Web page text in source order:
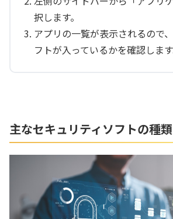
択します。
アプリの一覧が表示されるので
フトが入っているかを確認します
主なセキュリティソフトの種類